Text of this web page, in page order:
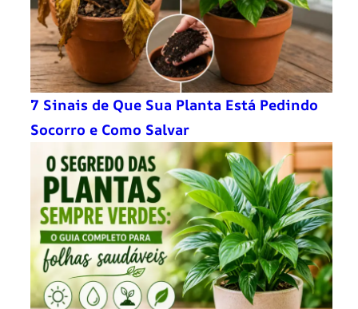
7 Sinais de Que Sua Planta Está Pedindo
Socorro e Como Salvar